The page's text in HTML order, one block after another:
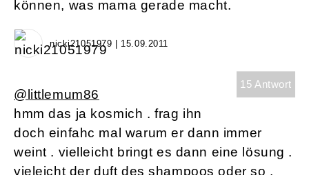
können, was mama gerade macht.
nicki21051979 | 15.09.2011
15 Antwort
@littlemum86
hmm das ja kosmich . frag ihn
doch einfahc mal warum er dann immer
weint . vielleicht bringt es dann eine lösung .
vieleicht der duft des shampoos oder so .